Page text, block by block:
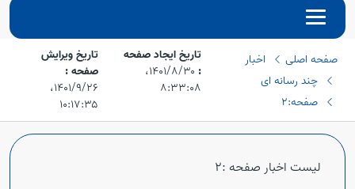
Open
صفحه اصلی
اخبار
چند رسانه ای
صفحه:2
تاریخ ایجاد صفحه
:
۱۴۰۱/۸/۳۰،‏
۸:۳۳:۰۸
تاریخ ویرایش
صفحه :
۱۴۰۱/۹/۲۶،‏
۱۰:۱۷:۳۵
لیست اخبار صفحه :2